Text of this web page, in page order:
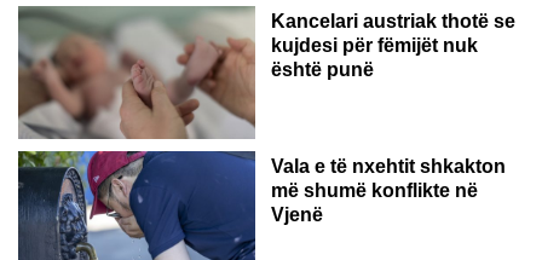
Kancelari austriak thotë se
kujdesi për fëmijët nuk
është punë
Vala e të nxehtit shkakton
më shumë konflikte në
Vjenë